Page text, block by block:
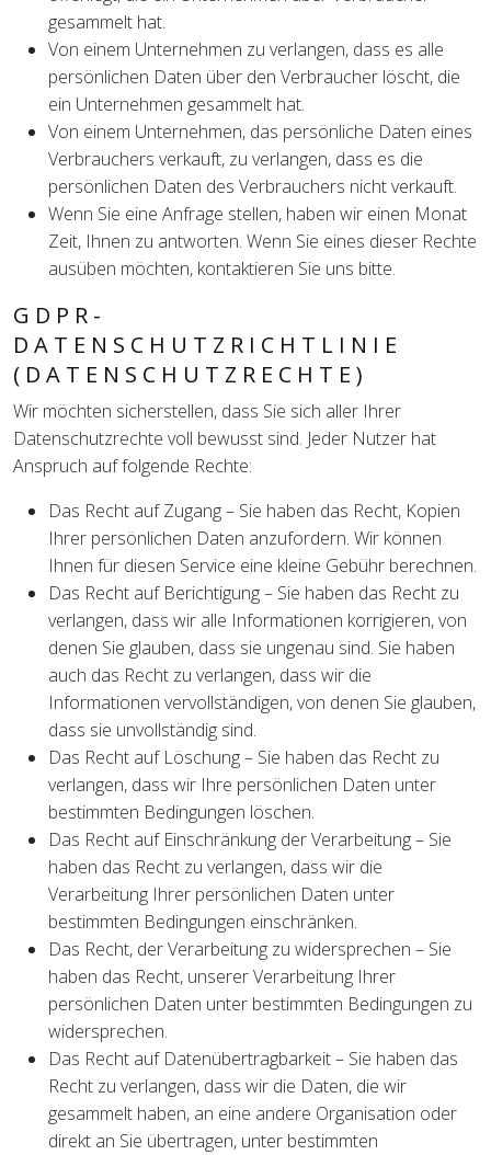
gesammelt hat.
Von einem Unternehmen zu verlangen, dass es alle
persönlichen Daten über den Verbraucher löscht, die
ein Unternehmen gesammelt hat.
Von einem Unternehmen, das persönliche Daten eines
Verbrauchers verkauft, zu verlangen, dass es die
persönlichen Daten des Verbrauchers nicht verkauft.
Wenn Sie eine Anfrage stellen, haben wir einen Monat
Zeit, Ihnen zu antworten. Wenn Sie eines dieser Rechte
ausüben möchten, kontaktieren Sie uns bitte.
GDPR-
DATENSCHUTZRICHTLINIE
(DATENSCHUTZRECHTE)
Wir möchten sicherstellen, dass Sie sich aller Ihrer
Datenschutzrechte voll bewusst sind. Jeder Nutzer hat
Anspruch auf folgende Rechte:
Das Recht auf Zugang – Sie haben das Recht, Kopien
Ihrer persönlichen Daten anzufordern. Wir können
Ihnen für diesen Service eine kleine Gebühr berechnen.
Das Recht auf Berichtigung – Sie haben das Recht zu
verlangen, dass wir alle Informationen korrigieren, von
denen Sie glauben, dass sie ungenau sind. Sie haben
auch das Recht zu verlangen, dass wir die
Informationen vervollständigen, von denen Sie glauben,
dass sie unvollständig sind.
Das Recht auf Löschung – Sie haben das Recht zu
verlangen, dass wir Ihre persönlichen Daten unter
bestimmten Bedingungen löschen.
Das Recht auf Einschränkung der Verarbeitung – Sie
haben das Recht zu verlangen, dass wir die
Verarbeitung Ihrer persönlichen Daten unter
bestimmten Bedingungen einschränken.
Das Recht, der Verarbeitung zu widersprechen – Sie
haben das Recht, unserer Verarbeitung Ihrer
persönlichen Daten unter bestimmten Bedingungen zu
widersprechen.
Das Recht auf Datenübertragbarkeit – Sie haben das
Recht zu verlangen, dass wir die Daten, die wir
gesammelt haben, an eine andere Organisation oder
direkt an Sie übertragen, unter bestimmten